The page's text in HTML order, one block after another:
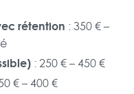
rétention : 350 € –
: 250 € – 450 €
€ – 400 €